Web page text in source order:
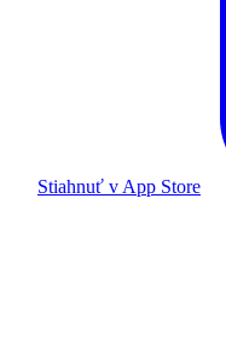
Stiahnuť v App Store